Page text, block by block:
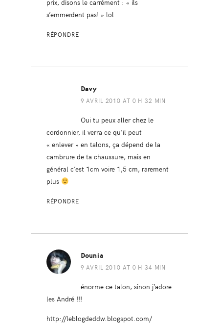
prix, disons le carrément : « ils
s’emmerdent pas! » lol
RÉPONDRE
Davy
9 AVRIL 2010 AT 0 H 32 MIN
Oui tu peux aller chez le
cordonnier, il verra ce qu’il peut
« enlever » en talons, ça dépend de la
cambrure de ta chaussure, mais en
général c’est 1cm voire 1,5 cm, rarement
plus
RÉPONDRE
Dounia
9 AVRIL 2010 AT 0 H 34 MIN
énorme ce talon, sinon j’adore
les André !!!
http://leblogdeddw.blogspot.com/